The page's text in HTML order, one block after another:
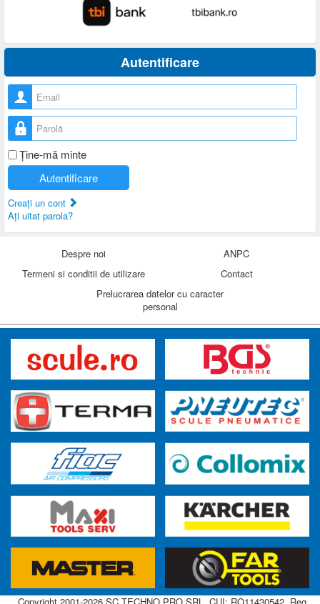
Autentificare
Nume utilizator
Parolă
Ţine-mă minte
Autentificare
Creaţi un cont
Aţi uitat parola?
Despre noi
ANPC
Termeni si conditii de utilizare
Contact
Prelucrarea datelor cu caracter
personal